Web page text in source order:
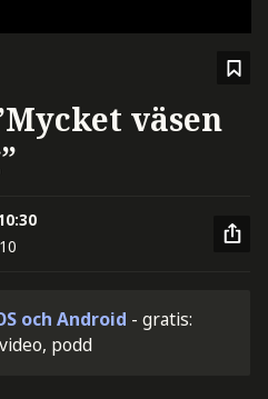
väsen
och Android - gratis:
podd